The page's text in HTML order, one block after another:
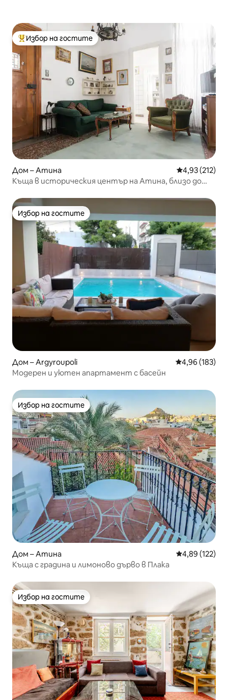
Най-популярен избор на гостите
Избор на гостите
Дом – Атина Средна
4,93 (212)
Къща в историческия център на Атина, близо до
Избор на гостите
Избор на гостите
Дом – Argyroupoli Средна
4,96 (183)
Модерен и уютен апартамент с басейн
Избор на гостите
Избор на гостите
Дом – Атина Средна
4,89 (122)
Къща с градина и лимоново дърво в Плака
Избор на гостите
Избор на гостите